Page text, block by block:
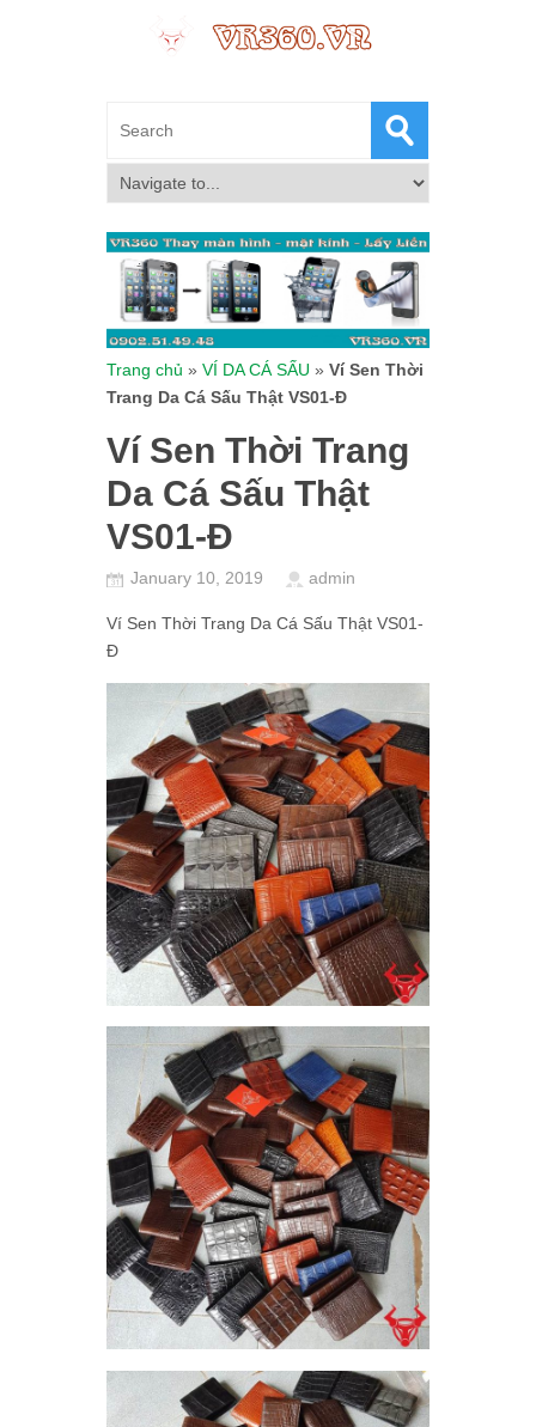
Trang chủ » VÍ DA CÁ SẤU » Ví Sen Thời
Trang Da Cá Sấu Thật VS01-Đ
Ví Sen Thời Trang
Da Cá Sấu Thật
VS01-Đ
January 10, 2019 admin
Ví Sen Thời Trang Da Cá Sấu Thật VS01-
Đ